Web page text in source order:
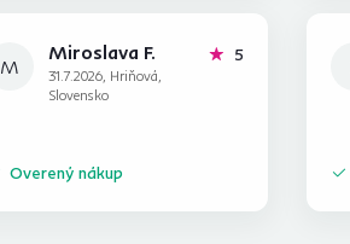
M
Miroslava F.
31.7.2026, Hriňová,
Slovensko
5hviezdičiek
Overený nákup